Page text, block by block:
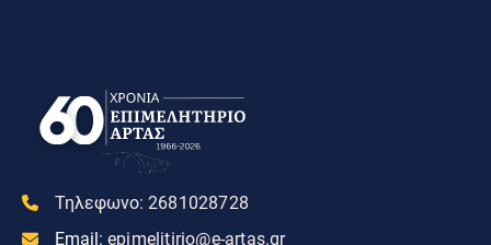
Τηλεφωνο: 2681028728
Email: epimelitirio@e-artas.gr